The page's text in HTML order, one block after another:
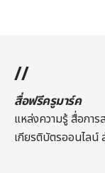
//
สื่อฟรีครูมาร์ค
แหล่งความรู้ สื่อกา
เกียรติบัตรออนไลน์